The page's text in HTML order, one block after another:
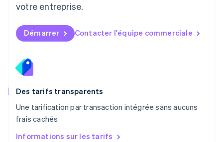
votre entreprise.
Démarrer Contacter l'équipe commerciale
Des tarifs transparents
Une tarification par transaction intégrée sans aucuns
frais cachés
Informations sur les tarifs
EspañolEnglish
English
Nouvelle-Zélande
Pays-Bas
Nederlands
English
PortuguêsEnglish
R.A.S. de Hong Kong, Chine
English